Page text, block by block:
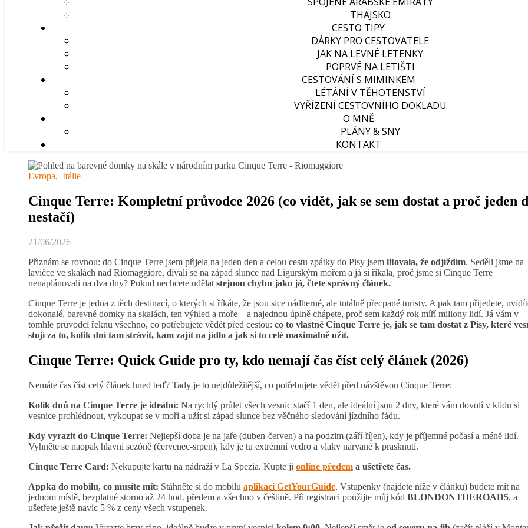
THAJSKO
CESTO TIPY
DÁRKY PRO CESTOVATELE
JAK NA LEVNÉ LETENKY
POPRVÉ NA LETIŠTI
CESTOVÁNÍ S MIMINKEM
LÉTÁNÍ V TĚHOTENSTVÍ
VYŘÍZENÍ CESTOVNÍHO DOKLADU
O MNĚ
PLÁNY & SNY
KONTAKT
Evropa, Itálie
Cinque Terre: Kompletní průvodce 2026 (co vidět, jak se sem dostat a proč jeden
nestačí)
21/06/2026
Přiznám se rovnou: do Cinque Terre jsem přijela na jeden den a celou cestu zpátky do Pisy jsem litovala, že odjíždím. Seděli jsme na
lavičce ve skalách nad Riomaggiore, dívali se na západ slunce nad Ligurským mořem a já si říkala, proč jsme si Cinque Terre
nenaplánovali na dva dny? Pokud nechcete udělat stejnou chybu jako já, čtete správný článek.
Cinque Terre je jedna z těch destinací, o kterých si říkáte, že jsou sice nádherné, ale totálně přecpané turisty. A pak tam přijedete,
dokonalé, barevné domky na skalách, ten výhled a moře – a najednou úplně chápete, proč sem každý rok míří miliony lidí. Já vám v
tomhle průvodci řeknu všechno, co potřebujete vědět před cestou: co to vlastně Cinque Terre je, jak se tam dostat z Pisy, které
stojí za to, kolik dní tam strávit, kam zajít na jídlo a jak si to celé maximálně užít.
Cinque Terre: Quick Guide pro ty, kdo nemají čas číst celý článek (2026)
Nemáte čas číst celý článek hned teď? Tady je to nejdůležitější, co potřebujete vědět před návštěvou Cinque Terre:
Kolik dnů na Cinque Terre je ideální: Na rychlý průlet všech vesnic stačí 1 den, ale ideální jsou 2 dny, které vám dovolív klidu si
vesnice prohlédnout, vykoupat se v moři a užít si západ slunce bez věčného sledování jízdního řádu.
Kdy vyrazit do Cinque Terre: Nejlepší doba je na jaře (duben-červen) a na podzim (září-říjen), kdy je příjemné počasí a méně lidí.
Vyhněte se naopak hlavní sezóně (červenec-srpen), kdy je tu extrémní vedro a vlaky narvané k prasknutí.
Cinque Terre Card: Nekupujte kartu na nádraží v La Spezia. Kupte ji online předem a ušetřete čas.
Appka do mobilu, co musíte mít: Stáhněte si do mobilu aplikaci GetYourGuide. Vstupenky (najdete níže v článku) budete mít na
jednom místě, bezplatné storno až 24 hod. předem a všechno v češtině. Při registraci použijte můj kód BLONDONTHEROAD5, a
ušetřete ještě navíc 5 % z ceny všech vstupenek.